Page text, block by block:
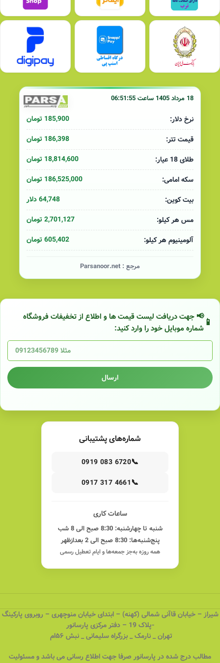
18 مرداد 1405 ساعت 06:51:55
نرخ دلار:
185,900 تومان
قیمت تتر:
186,398 تومان
طلای 18 عیار:
18,814,600 تومان
سکه امامی:
186,525,000 تومان
بیت کوین:
64,748 دلار
مس هر کیلو:
2,701,127 تومان
آلومینیوم هر کیلو:
605,402 تومان
مرجع : Parsanoor.net
📢 جهت دریافت لیست قیمت ها و اطلاع از تخفیفات فروشگاه
شماره موبایل خود را وارد کنید:
ارسال
شماره‌های پشتیبانی
📞
0919 083 6720
📞
0917 317 4661
ساعات کاری
شنبه تا چهارشنبه: 8:30 صبح الی 8 شب
پنج‌شنبه‌ها: 8:30 صبح الی 2 بعدازظهر
همه روزه به‌جز جمعه‌ها و ایام تعطیل رسمی
شیراز – خیابان قاآنی شمالی (کهنه) – ابتدای خیابان منوچهری – روبروی پارکینگ
-پلاک 19 – دفتر مرکزی پارسانور
تهران _ نارمک _ بزرگراه سلیمانی _ نبش ۵۶ام
مطالب درج شده در پارسانور صرفا جهت اطلاع رسانی می باشد و مسئولیت